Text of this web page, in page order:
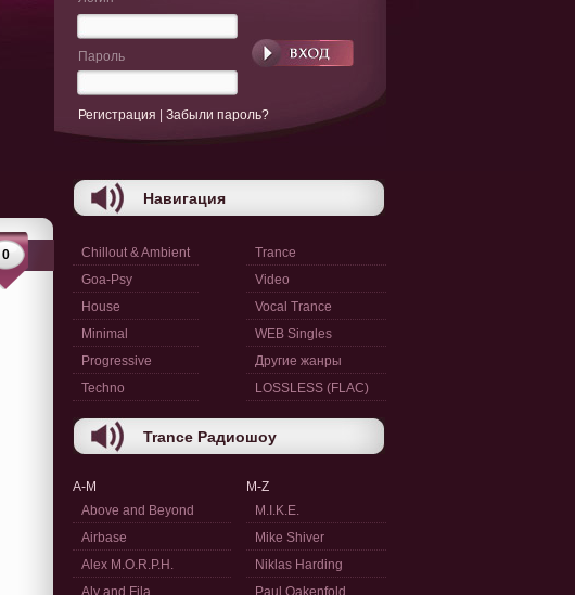
0
Пароль
Регистрация Забыли пароль?
Навигация
Chillout & Ambient
Goa-Psy
House
Minimal
Progressive
Techno
Trance
Video
Vocal Trance
WEB Singles
Другие жанры
LOSSLESS (FLAC)
Trance Радиошоу
A-M
Above and Beyond
Airbase
Alex M.O.R.P.H.
Aly and Fila
M-Z
M.I.K.E.
Mike Shiver
Niklas Harding
Paul Oakenfold